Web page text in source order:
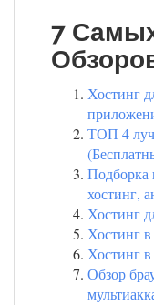
7
Хостинг
ТОП 4
Подборка
хостинг,
Хостинг
Хостинг
Хостинг
Обзор